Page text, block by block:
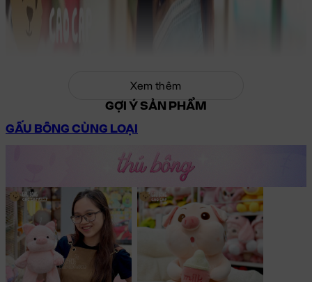
Xem thêm
GỢI Ý SẢN PHẨM
GẤU BÔNG CÙNG LOẠI